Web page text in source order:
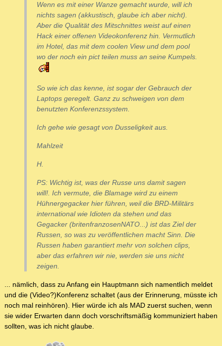
Wenn es mit einer Wanze gemacht wurde, will ich
nichts sagen (akkustisch, glaube ich aber nicht).
Aber die Qualität des Mitschnittes weist auf einen
Hack einer offenen Videokonferenz hin. Vermutlich
im Hotel, das mit dem coolen View und dem pool
wo der noch ein pict teilen muss an seine Kumpels.
So wie ich das kenne, ist sogar der Gebrauch der
Laptops geregelt. Ganz zu schweigen von dem
benutzten Konferenzssystem.
Ich gehe wie gesagt von Dusseligkeit aus.
Mahlzeit
H.
PS: Wichtig ist, was der Russe uns damit sagen
will!. Ich vermute, die Blamage wird zu einem
Hühnergegacker hier führen, weil die BRD-Militärs
international wie Idioten da stehen und das
Gegacker (britenfranzosenNATO...) ist das Ziel der
Russen, so was zu veröffentlichen macht Sinn. Die
Russen haben garantiert mehr von solchen clips,
aber das erfahren wir nie, werden sie uns nicht
zeigen.
... nämlich, dass zu Anfang ein Hauptmann sich namentlich meldet
und die (Video?)Konferenz schaltet (aus der Erinnerung, müsste ich
noch mal reinhören). Hier würde ich als MAD zuerst suchen, wenn
sie wider Erwarten dann doch vorschriftsmäßig kommuniziert haben
sollten, was ich nicht glaube.